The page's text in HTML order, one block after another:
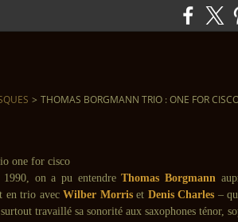
> THOMAS BORGMANN TRIO : ONE FOR
1990, on a pu entendreThomas Borgmann
en trio avec Wilber Morris et Denis Charles –
travaillé sa sonorité aux saxophones ténor,